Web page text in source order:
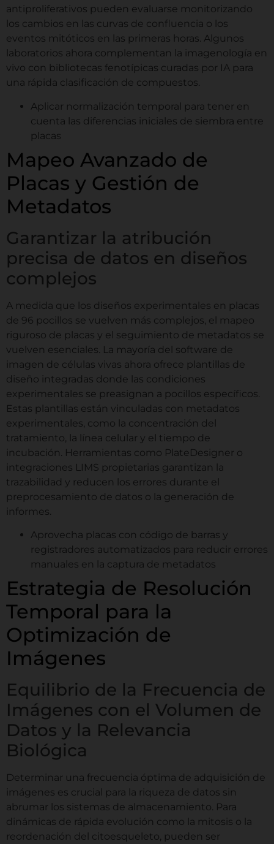
antiproliferativos pueden evaluarse monitorizando
los cambios en las curvas de confluencia o los
eventos mitóticos en las primeras horas. Algunos
laboratorios ahora complementan la imagenología en
vivo con bibliotecas fenotípicas curadas por IA para
una rápida clasificación de compuestos.
Aplicar normalización temporal para tener en
cuenta las diferencias iniciales de siembra entre
placas
Mapeo Avanzado de
Placas y Gestión de
Metadatos
Garantizar la atribución
precisa de datos en diseños
complejos
A medida que los diseños experimentales en placas
de 96 pocillos se vuelven más complejos, el mapeo
riguroso de placas y el seguimiento de metadatos se
vuelven esenciales. La mayoría del software de
imagen de células vivas ahora ofrece plantillas de
diseño integradas donde las condiciones
experimentales se preasignan a pocillos específicos.
Estas plantillas están vinculadas con metadatos
experimentales, como la concentración del
tratamiento, la línea celular y el tiempo de
incubación. Herramientas como PlateDesigner o
integraciones LIMS propietarias garantizan la
trazabilidad y reducen los errores durante el
preprocesamiento de datos o la generación de
informes.
Aprovecha placas con código de barras y
registradores automatizados para reducir errores
manuales en la captura de metadatos
Estrategia de Resolución
Temporal para la
Optimización de
Imágenes
Equilibrio de la Frecuencia de
Imágenes con el Volumen de
Datos y la Relevancia
Biológica
Determinar una frecuencia óptima de adquisición de
imágenes es crucial para la riqueza de datos sin
abrumar los sistemas de almacenamiento. Para
dinámicas de rápida evolución como la mitosis o la
reordenación del citoesqueleto, pueden ser